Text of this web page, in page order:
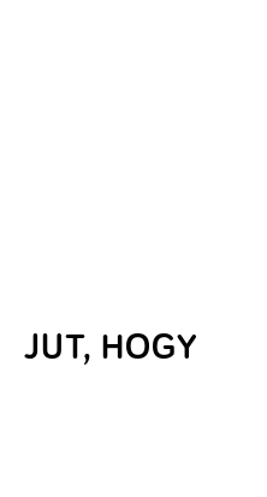
JUT, HOGY